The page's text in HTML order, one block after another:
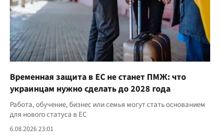
Временная защита в ЕС не станет ПМЖ: что
украинцам нужно сделать до 2028 года
Работа, обучение, бизнес или семья могут стать основанием
для нового статуса в ЕС
6.08.2026 23:01